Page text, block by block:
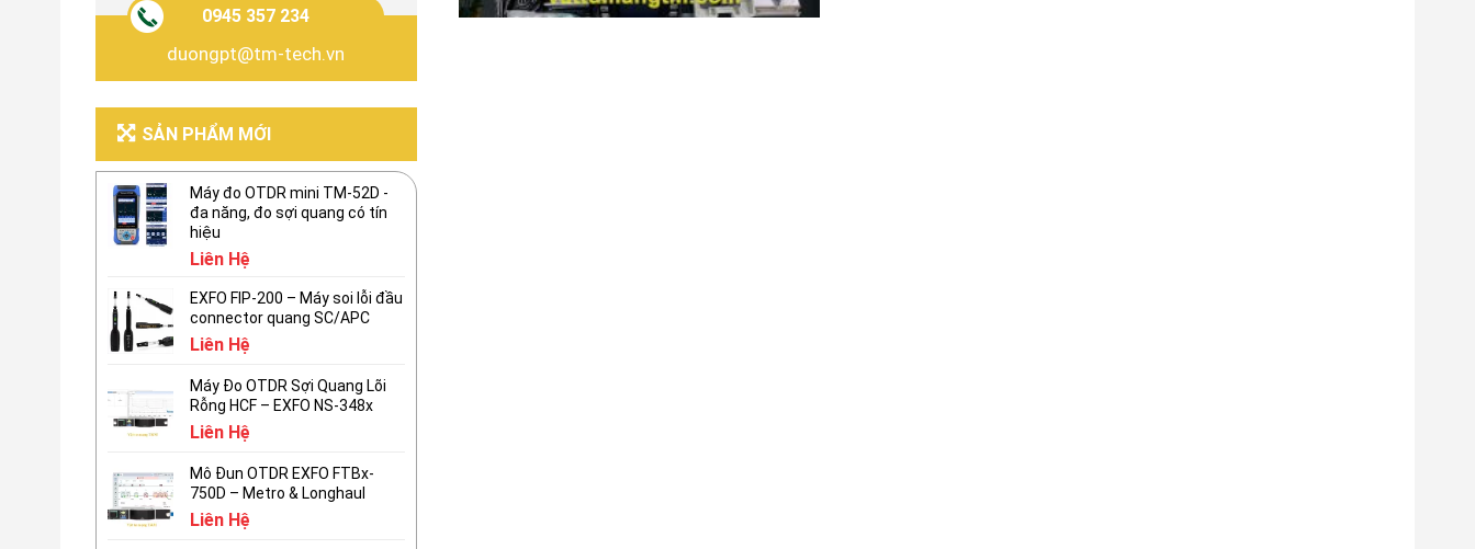
0945 357 234
duongpt@tm-tech.vn
SẢN PHẨM MỚI
Máy đo OTDR mini TM-52D -
đa năng, đo sợi quang có tín
hiệu
Liên Hệ
EXFO FIP-200 – Máy soi lỗi đầu
connector quang SC/APC
Liên Hệ
Máy Đo OTDR Sợi Quang Lõi
Rỗng HCF – EXFO NS-348x
Liên Hệ
Mô Đun OTDR EXFO FTBx-
750D – Metro & Longhaul
Liên Hệ